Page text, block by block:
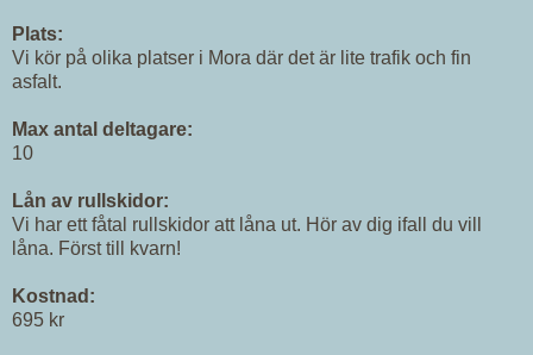
Plats:
Vi kör på olika platser i Mora där det är lite trafik och fin
asfalt.
Max antal deltagare:
10
Lån av rullskidor:
Vi har ett fåtal rullskidor att låna ut. Hör av dig ifall du vill
låna. Först till kvarn!
Kostnad:
695 kr